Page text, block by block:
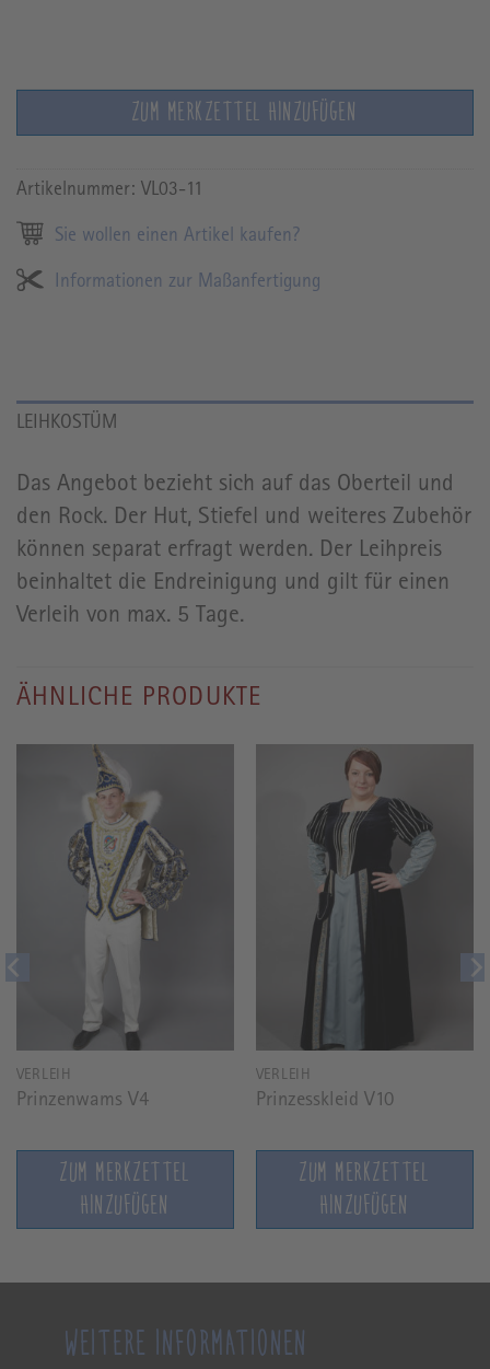
ZUM MERKZETTEL HINZUFÜGEN
Artikelnummer: VL03-11
Sie wollen einen Artikel kaufen?
Informationen zur Maßanfertigung
LEIHKOSTÜM
Das Angebot bezieht sich auf das Oberteil und
den Rock. Der Hut, Stiefel und weiteres Zubehör
können separat erfragt werden. Der Leihpreis
beinhaltet die Endreinigung und gilt für einen
Verleih von max. 5 Tage.
ÄHNLICHE PRODUKTE
VERLEIH
Prinzenwams V4
ZUM MERKZETTEL
HINZUFÜGEN
VERLEIH
Prinzesskleid V10
ZUM MERKZETTEL
HINZUFÜGEN
WEITERE INFORMATIONEN